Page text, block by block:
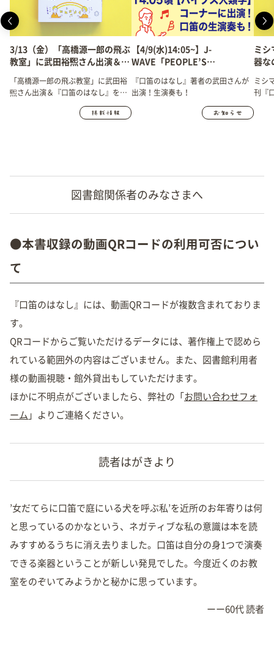
3/13（金）「高橋源一郎の飛ぶ
教室」に武田裕煕さん出演＆
「高橋源一郎の飛ぶ教室」に武田裕
煕さん出演＆『口笛のはなし』をご
【4/9(水)14:05~】J-
WAVE「PEOPLE’S
田裕煕さんが出演！
『口笛のはなし』著者の武田さんが
出演！生演奏も！
ミシ
器な
ミシ
刊『
いま
図書館関係者のみなさまへ
●本書収録の動画QRコードの利用可否につい
て
『口笛のはなし』には、動画QRコードが複数含まれておりま
す。
QRコードからご覧いただけるデータには、著作権上で認めら
れている範囲外の内容はございません。また、図書館利用者
様の動画視聴・館外貸出もしていただけます。
ほかに不明点がございましたら、弊社の「お問い合わせフォ
ーム 」よりご連絡ください。
読者はがきより
’女だてらに口笛で庭にいる犬を呼ぶ私’を近所のお年寄りは何
と思っているのかなという、ネガティブな私の意識は本を読
みすすめるうちに消え去りました。口笛は自分の身1つで演奏
できる楽器ということが新しい発見でした。今度近くのお教
室をのぞいてみようかと秘かに思っています。
ーー60代 読者